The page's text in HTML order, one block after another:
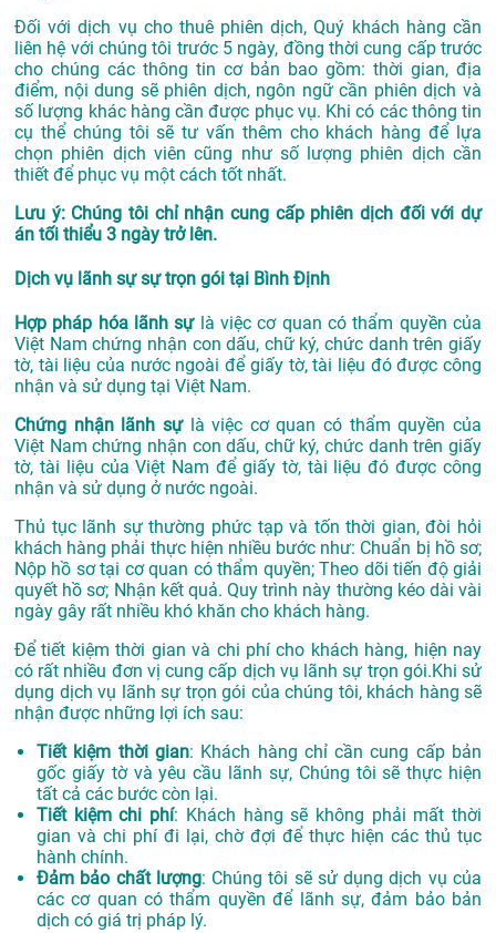
Đối với dịch vụ cho thuê phiên dịch, Quý khách hàng cần
liên hệ với chúng tôi trước 5 ngày, đồng thời cung cấp trước
cho chúng các thông tin cơ bản bao gồm: thời gian, địa
điểm, nội dung sẽ phiên dịch, ngôn ngữ cần phiên dịch và
số lượng khác hàng cần được phục vụ. Khi có các thông tin
cụ thể chúng tôi sẽ tư vấn thêm cho khách hàng để lựa
chọn phiên dịch viên cũng như số lượng phiên dịch cần
thiết để phục vụ một cách tốt nhất.
Lưu ý: Chúng tôi chỉ nhận cung cấp phiên dịch đối với dự
án tối thiểu 3 ngày trở lên.
Dịch vụ lãnh sự sự trọn gói tại Bình Định
Hợp pháp hóa lãnh sựlà việc cơ quan có thẩm quyền của
Việt Nam chứng nhận con dấu, chữ ký, chức danh trên giấy
tờ, tài liệu của nước ngoài để giấy tờ, tài liệu đó được công
nhận và sử dụng tại Việt Nam.
Chứng nhận lãnh sựlà việc cơ quan có thẩm quyền của
Việt Nam chứng nhận con dấu, chữ ký, chức danh trên giấy
tờ, tài liệu của Việt Nam để giấy tờ, tài liệu đó được công
nhận và sử dụng ở nước ngoài.
Thủ tục lãnh sự thường phức tạp và tốn thời gian, đòi hỏi
khách hàng phải thực hiện nhiều bước như: Chuẩn bị hồ sơ;
Nộp hồ sơ tại cơ quan có thẩm quyền; Theo dõi tiến độ giải
quyết hồ sơ; Nhận kết quả. Quy trình này thường kéo dài vài
ngày gây rất nhiều khó khăn cho khách hàng.
Để tiết kiệm thời gian và chi phí cho khách hàng, hiện nay
có rất nhiều đơn vị cung cấp dịch vụ lãnh sự trọn gói.Khi sử
dụng dịch vụ lãnh sự trọn gói của chúng tôi, khách hàng sẽ
nhận được những lợi ích sau:
Tiết kiệm thời gian: Khách hàng chỉ cần cung cấp bản
gốc giấy tờ và yêu cầu lãnh sự, Chúng tôi sẽ thực hiện
tất cả các bước còn lại.
Tiết kiệm chi phí: Khách hàng sẽ không phải mất thời
gian và chi phí đi lại, chờ đợi để thực hiện các thủ tục
hành chính.
Đảm bảo chất lượng: Chúng tôi sẽ sử dụng dịch vụ của
các cơ quan có thẩm quyền để lãnh sự, đảm bảo bản
dịch có giá trị pháp lý.